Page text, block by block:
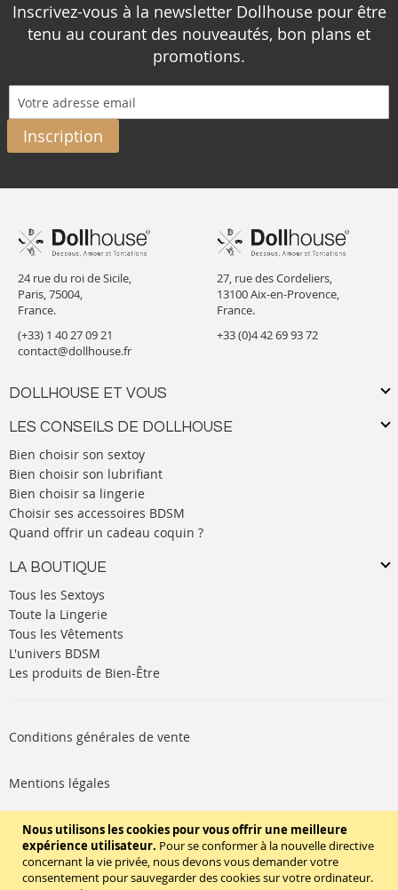
Nous utilisons les cookies pour vous offrir une meilleure
expérience utilisateur. Pour se conformer à la nouvelle directive
concernant la vie privée, nous devons vous demander votre
consentement pour sauvegarder des cookies sur votre ordinateur.
Inscrivez-vous à la newsletter Dollhouse pour être
tenu au courant des nouveautés, bon plans et
promotions.
Inscription
24 rue du roi de Sicile,
Paris, 75004,
France.
(+33) 1 40 27 09 21
contact@dollhouse.fr
DOLLHOUSE ET VOUS
LES CONSEILS DE DOLLHOUSE
Bien choisir son sextoy
Bien choisir son lubrifiant
Bien choisir sa lingerie
Choisir ses accessoires BDSM
Quand offrir un cadeau coquin ?
LA BOUTIQUE
Tous les Sextoys
Toute la Lingerie
Tous les Vêtements
L'univers BDSM
Les produits de Bien-Être
27, rue des Cordeliers,
13100 Aix-en-Provence,
France.
+33 (0)4 42 69 93 72
Conditions générales de vente
Mentions légales
Politique de cookies
SUIVEZ-NOUS